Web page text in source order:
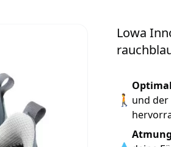
Lowa
🚶 und